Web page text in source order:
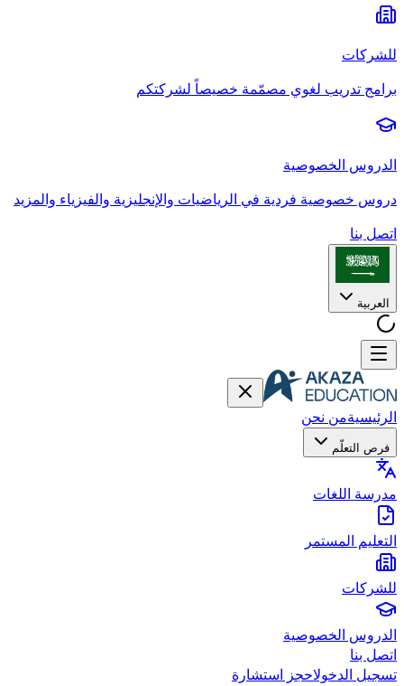
للشركات
برامج تدريب لغوي مصمّمة خصيصاً لشركتكم
الدروس الخصوصية
دروس خصوصية فردية في الرياضيات والإنجليزية والفيزياء والمزيد
اتصل بنا
العربية
الرئيسيةمن نحن
فرص التعلّم
مدرسة اللغات
التعليم المستمر
للشركات
الدروس الخصوصية
اتصل بنا
تسجيل الدخولاحجز استشارة